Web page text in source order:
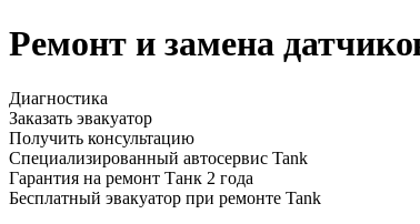
Ремонт и замена
Диагностика
Заказать эвакуатор
Получить консультацию
Специализированный автосервис Tank
Гарантия на ремонт Танк 2 года
Бесплатный эвакуатор при ремонте Tank